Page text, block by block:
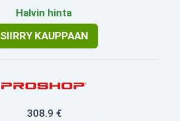
Halvin hinta
SIIRRY KAUPPAAN
308.9 €